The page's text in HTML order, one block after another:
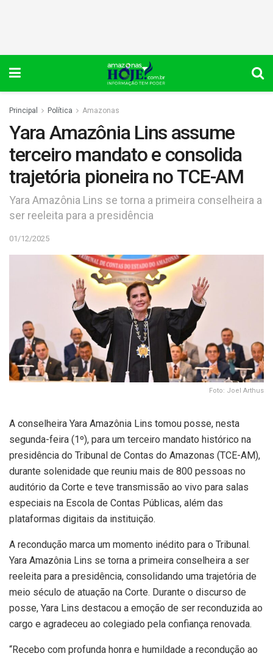
Principal Política Amazonas
Yara Amazônia Lins assume
terceiro mandato e consolida
trajetória pioneira no TCE-AM
Yara Amazônia Lins se torna a primeira conselheira a
ser reeleita para a presidência
01/12/2025
Foto: Joel Arthus
A conselheira Yara Amazônia Lins tomou posse, nesta
segunda-feira (1º), para um terceiro mandato histórico na
presidência do Tribunal de Contas do Amazonas (TCE-AM),
durante solenidade que reuniu mais de 800 pessoas no
auditório da Corte e teve transmissão ao vivo para salas
especiais na Escola de Contas Públicas, além das
plataformas digitais da instituição.
A recondução marca um momento inédito para o Tribunal.
Yara Amazônia Lins se torna a primeira conselheira a ser
reeleita para a presidência, consolidando uma trajetória de
meio século de atuação na Corte. Durante o discurso de
posse, Yara Lins destacou a emoção de ser reconduzida ao
cargo e agradeceu ao colegiado pela confiança renovada.
“Recebo com profunda honra e humildade a recondução ao